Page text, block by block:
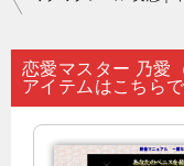
ナ
ビ
恋愛マスター 乃愛
アイテムはこちらで